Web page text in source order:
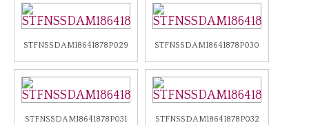
STFNSSDAM18641878P029 STFNSSDAM18641878P030
STFNSSDAM18641878P031 STFNSSDAM18641878P032